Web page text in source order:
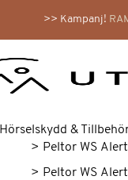
>> Kampanj!
Hörselskydd &
> Peltor WS
> Peltor WS